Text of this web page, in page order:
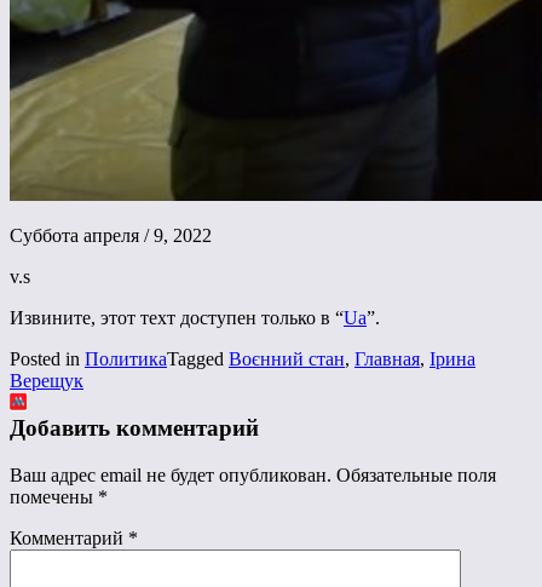
Суббота апреля / 9, 2022
v.s
Извините, этот техт доступен только в “Ua”.
Posted in ПолитикаTagged Воєнний стан, Главная, Ірина
Верещук
Добавить комментарий
Ваш адрес email не будет опубликован. Обязательные поля
помечены *
Комментарий *